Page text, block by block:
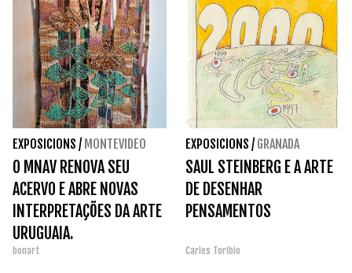
EXPOSICIONS / MONTEVIDEO
O MNAV RENOVA SEU
ACERVO E ABRE NOVAS
INTERPRETAÇÕES DA ARTE
URUGUAIA.
bonart
EXPOSICIONS / GRANADA
SAUL STEINBERG E A ARTE
DE DESENHAR
PENSAMENTOS
Carles Toribio